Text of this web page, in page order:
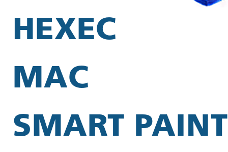
HEXEC
MAC
SMART PAINT